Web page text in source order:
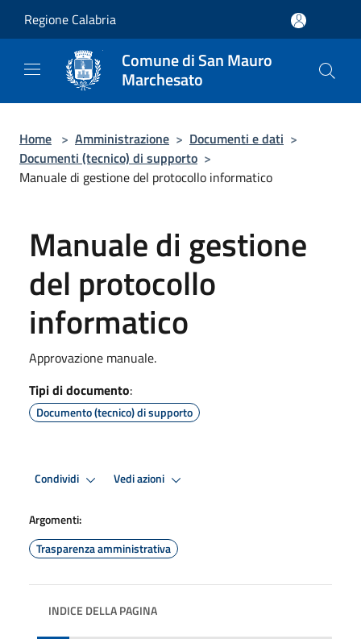
Regione Calabria
Comune di San Mauro
Marchesato
Home > Amministrazione > Documenti e dati >
Documenti (tecnico) di supporto >
Manuale di gestione del protocollo informatico
Manuale di gestione
del protocollo
informatico
Approvazione manuale.
Tipi di documento:
Documento (tecnico) di supporto
Condividi Vedi azioni
Argomenti:
Trasparenza amministrativa
INDICE DELLA PAGINA